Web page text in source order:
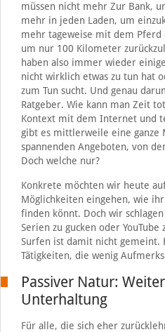
müssen nicht mehr Zur Bank,
mehr in jeden Laden, um
mehr tageweise mit dem Pferd
um nur 100 Kilometer
haben also immer wieder
nicht wirklich etwas zu tun hat
zum Tun sucht. Und genau
Ratgeber. Wie kann man Zeit
Kontext mit dem Internet und
gibt es mittlerweile eine ganze
spannenden Angeboten, von
Doch welche nur?
Konkrete möchten wir heute
Möglichkeiten eingehen, wie
finden könnt. Doch wir
Serien zu gucken oder YouTube
Surfen ist damit nicht gemeint.
Tätigkeiten, die wenig
Passiver Natur:
Unterhaltung
Für alle, die sich eher